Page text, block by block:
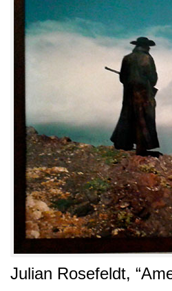
Julian Rosefeldt,